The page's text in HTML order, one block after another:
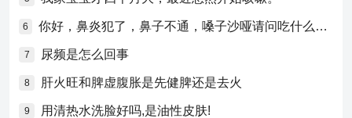
6 你好，鼻炎犯了，鼻子不通，嗓子沙哑请问吃什么药比较好？
7 尿频是怎么回事
8 肝火旺和脾虚腹胀是先健脾还是去火
9 用清热水洗脸好吗,是油性皮肤!